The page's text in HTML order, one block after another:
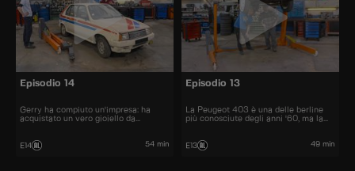
Episodio 14
Gerry ha compiuto un'impresa: ha
acquistato un vero gioiello da
E14 54 min
Episodio 13
La Peugeot 403 è una delle berline
più conosciute degli anni '60, ma la
E13 49 min